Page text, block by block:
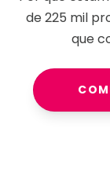
de225 mil
que